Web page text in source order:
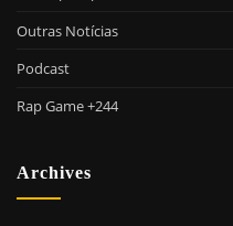
Outras Notícias
Podcast
Rap Game +244
Archives